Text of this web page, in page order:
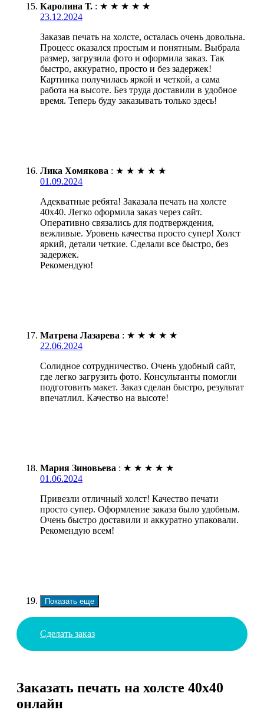
Каролина Т. : ★ ★ ★ ★ ★
23.12.2024
Заказав печать на холсте, осталась очень довольна.
Процесс оказался простым и понятным. Выбрала
размер, загрузила фото и оформила заказ. Так
быстро, аккуратно, просто и без задержек!
Картинка получилась яркой и четкой, а сама
работа на высоте. Без труда доставили в удобное
время. Теперь буду заказывать только здесь!
Лика Хомякова : ★ ★ ★ ★ ★
01.09.2024
Адекватные ребята! Заказала печать на холсте
40х40. Легко оформила заказ через сайт.
Оперативно связались для подтверждения,
вежливые. Уровень качества просто супер! Холст
яркий, детали четкие. Сделали все быстро, без
задержек.
Рекомендую!
Матрена Лазарева : ★ ★ ★ ★ ★
22.06.2024
Солидное сотрудничество. Очень удобный сайт,
где легко загрузить фото. Консультанты помогли
подготовить макет. Заказ сделан быстро, результат
впечатлил. Качество на высоте!
Мария Зиновьева : ★ ★ ★ ★ ★
01.06.2024
Привезли отличный холст! Качество печати
просто супер. Оформление заказа было удобным.
Очень быстро доставили и аккуратно упаковали.
Рекомендую всем!
Показать еще
Сделать заказ
Заказать печать на холсте 40х40
онлайн